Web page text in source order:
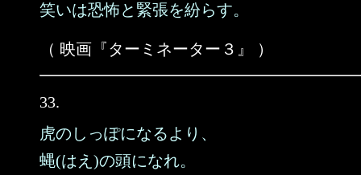
笑いは恐怖と緊張を紛らす。
（ 映画『ターミネーター３』 ）
33.
虎のしっぽになるより、
蝿(はえ)の頭になれ。